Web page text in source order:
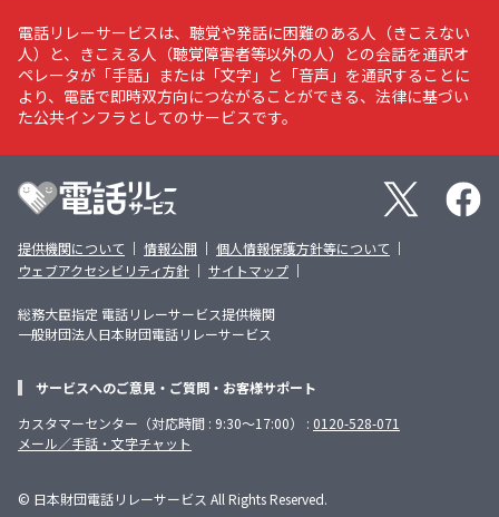
電話リレーサービスは、聴覚や発話に困難のある人（きこえない
人）と、きこえる人（聴覚障害者等以外の人）との会話を通訳オ
ペレータが「手話」または「文字」と「音声」を通訳することに
より、電話で即時双方向につながることができる、法律に基づい
た公共インフラとしてのサービスです。
電話リレーサービスのその他のメニュー
提供機関について
情報公開
個人情報保護方針等について
ウェブアクセシビリティ方針
サイトマップ
総務大臣指定 電話リレーサービス提供機関
一般財団法人日本財団電話リレーサービス
サービスへのご意見・ご質問・お客様サポート
カスタマーセンター（対応時間 : 9:30～17:00） : 0120-528-071
メール／手話・文字チャット
電話リレーサービスの公式SNS
X
© 日本財団電話リレーサービス All Rights Reserved.